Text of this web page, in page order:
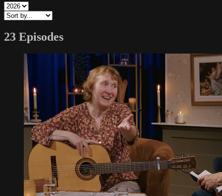
23 Episodes